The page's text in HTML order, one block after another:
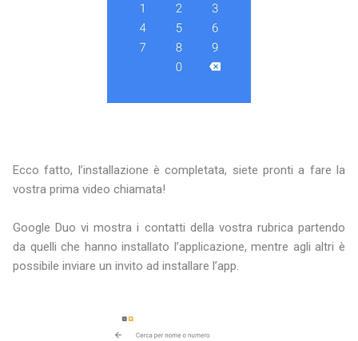
Ecco fatto, l’installazione è completata, siete pronti a fare la
vostra prima video chiamata!
Google Duo vi mostra i contatti della vostra rubrica partendo
da quelli che hanno installato l’applicazione, mentre agli altri è
possibile inviare un invito ad installare l’app.